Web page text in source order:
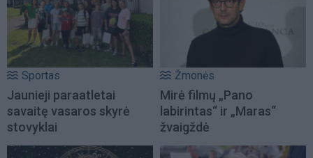
Sportas
Jaunieji paraatletai
savaitę vasaros skyrė
stovyklai
Žmonės
Mirė filmų „Pano
labirintas“ ir „Maras“
žvaigždė